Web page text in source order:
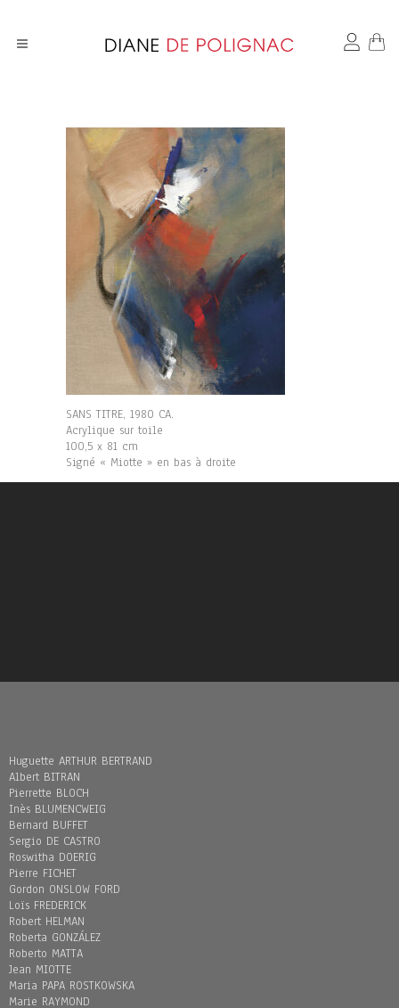
SANS TITRE, 1980 CA.
Acrylique sur toile
100,5 x 81 cm
Signé « Miotte » en bas à droite
Huguette ARTHUR BERTRAND
Albert BITRAN
Pierrette BLOCH
Inès BLUMENCWEIG
Bernard BUFFET
Sergio DE CASTRO
Roswitha DOERIG
Pierre FICHET
Gordon ONSLOW FORD
Loïs FREDERICK
Robert HELMAN
Roberta GONZÁLEZ
Roberto MATTA
Jean MIOTTE
Maria PAPA ROSTKOWSKA
Marie RAYMOND